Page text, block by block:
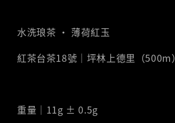
水洗琅茶 ‧ 薄荷紅玉
紅茶台茶18號｜坪林上德里（500m）
重量｜11g ± 0.5g